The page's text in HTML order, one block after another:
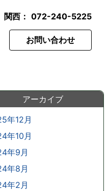
関西： 072-240-5225
お問い合わせ
アーカイブ
年12月
年10月
年9月
年8月
年2月